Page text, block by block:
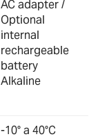
AC adapter /
Optional
internal
rechargeable
battery
Alkaline
-10° a 40°C